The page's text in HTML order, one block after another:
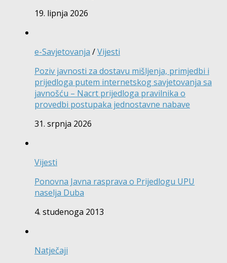
19. lipnja 2026
e-Savjetovanja /Vijesti
Poziv javnosti za dostavu mišljenja, primjedbi i
prijedloga putem internetskog savjetovanja sa
javnošću – Nacrt prijedloga pravilnika o
provedbi postupaka jednostavne nabave
31. srpnja 2026
Vijesti
Ponovna Javna rasprava o Prijedlogu UPU
naselja Duba
4. studenoga 2013
Natječaji